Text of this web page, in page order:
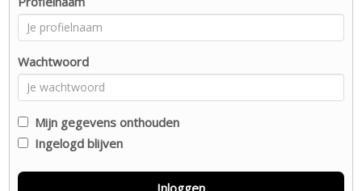
Wachtwoord
Mijn gegevens onthouden
Ingelogd blijven
Inloggen